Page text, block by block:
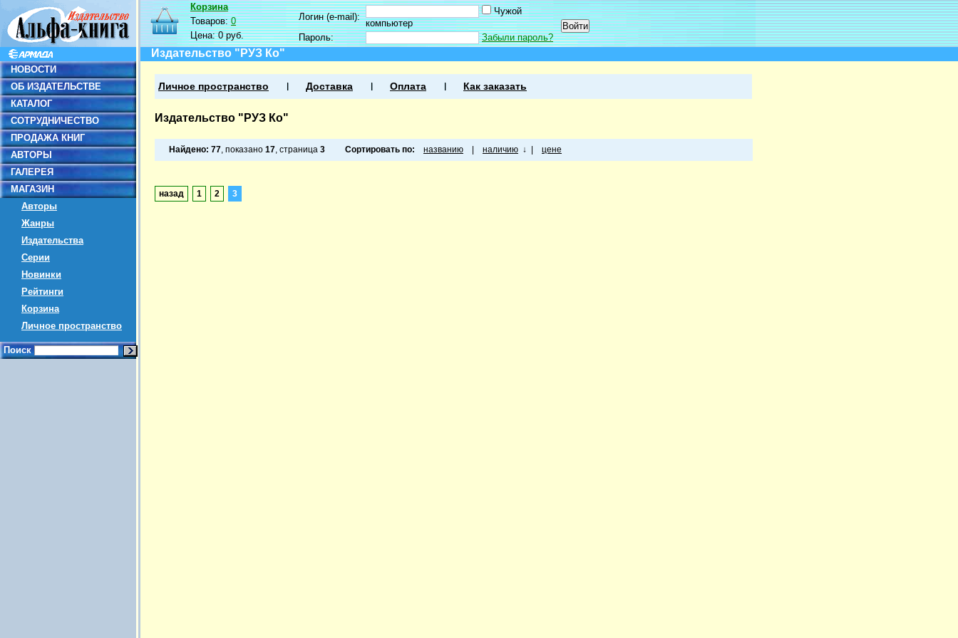
НОВОСТИ
ОБ ИЗДАТЕЛЬСТВЕ
КАТАЛОГ
СОТРУДНИЧЕСТВО
ПРОДАЖА КНИГ
АВТОРЫ
ГАЛЕРЕЯ
МАГАЗИН
Авторы
Жанры
Издательства
Серии
Новинки
Рейтинги
Корзина
Личное пространство
Поиск
Корзина
Товаров:0
Цена:0 руб.
Логин (e-mail):
Чужой
компьютер
Пароль:
Забыли пароль?
Издательство "РУЗ Ко"
Личное пространство Доставка Оплата Как заказать
Издательство "РУЗ Ко"
Найдено: 77, показано 17, страница 3 Сортировать по: названию наличию ↓ цене
назад 1 2 3